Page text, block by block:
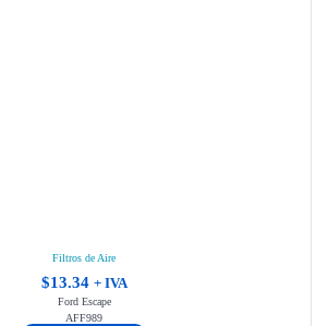
Filtros de Aire
$13.34 + IVA
Ford Escape
AFF989